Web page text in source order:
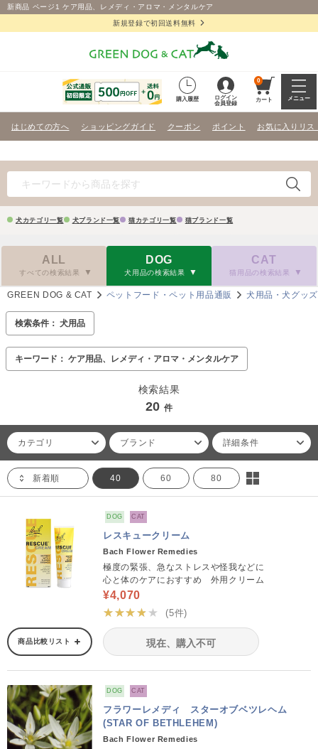
新商品 ページ1 ケア用品、レメディ・アロマ・メンタルケア
新規登録で初回送料無料
購入履歴
ログイン
会員登録
0
カート メニュー
はじめての方へ ショッピングガイド クーポン ポイント お気に入りリス
犬カテゴリ一覧 犬ブランド一覧 猫カテゴリ一覧 猫ブランド一覧
ALL
すべての検索結果
DOG
犬用品の検索結果
CAT
猫用品の検索結果
GREEN DOG & CAT ペットフード・ペット用品通販 犬用品・犬グッズ
検索条件： 犬用品
キーワード： ケア用品、レメディ・アロマ・メンタルケア
検索結果
20 件
カテゴリ ブランド 詳細条件
新着順 40 60 80
DOG CAT
レスキュークリーム
Bach Flower Remedies
極度の緊張、急なストレスや怪我などに
心と体のケアにおすすめ 外用クリーム
¥4,070
★★★★★
(5件)
商品比較リスト 現在、購入不可
DOG CAT
フラワーレメディ スターオブベツレヘム
(STAR OF BETHLEHEM)
Bach Flower Remedies